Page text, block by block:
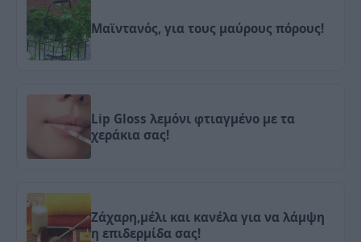
Μαϊντανός, για τους μαύρους πόρους!
Lip Gloss λεμόνι φτιαγμένο με τα
χεράκια σας!
Ζάχαρη,μέλι και κανέλα για να λάμψη
η επιδερμίδα σας!